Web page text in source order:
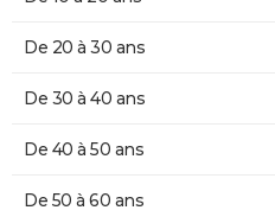
De 20 à 30 ans
De 30 à 40 ans
De 40 à 50 ans
De 50 à 60 ans